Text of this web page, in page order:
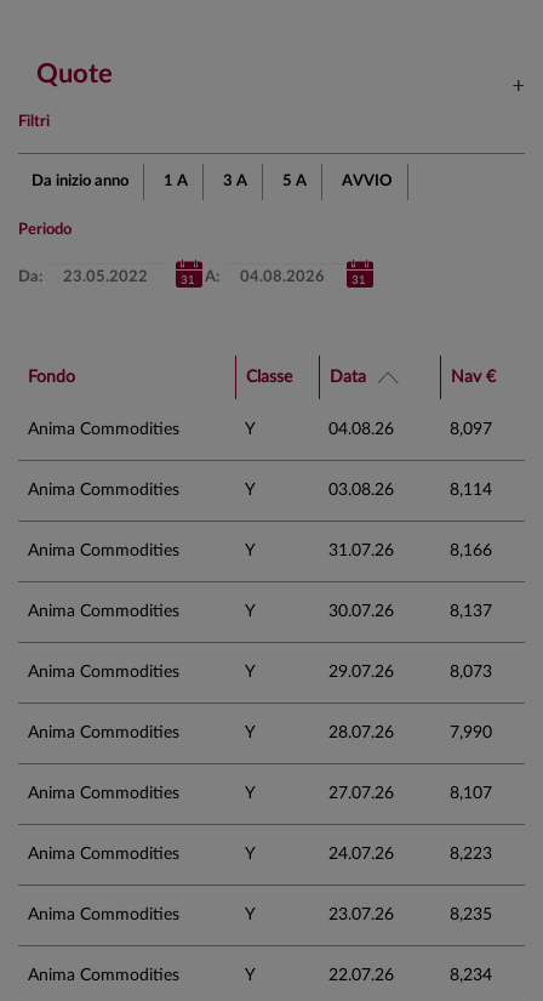
Quote
Filtri
Da inizio anno 1 A 3 A 5 A AVVIO
Periodo
Da: A:
Fondo Classe Data Nav €
Anima Commodities Y 04.08.26 8,097
Anima Commodities Y 03.08.26 8,114
Anima Commodities Y 31.07.26 8,166
Anima Commodities Y 30.07.26 8,137
Anima Commodities Y 29.07.26 8,073
Anima Commodities Y 28.07.26 7,990
Anima Commodities Y 27.07.26 8,107
Anima Commodities Y 24.07.26 8,223
Anima Commodities Y 23.07.26 8,235
Anima Commodities Y 22.07.26 8,234